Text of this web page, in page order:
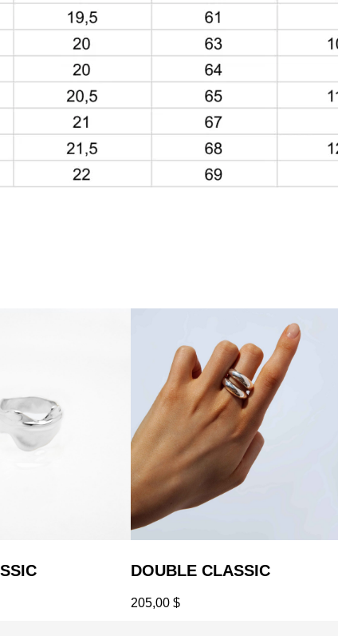
DOUBLE CLASSIC
205,00 $